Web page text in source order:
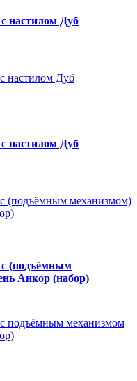
настилом Дуб
настилом Дуб
(подъёмным
Анкор (набор)